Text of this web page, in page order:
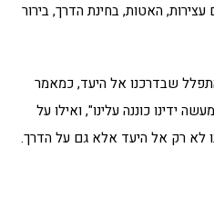
האטות, בחינת הדרך, בירור
שבדרכנו אל היעד, כמאמר
ידינו כוננה עלינו", ואילו על
לא רק אל היעד אלא גם על הדרך.